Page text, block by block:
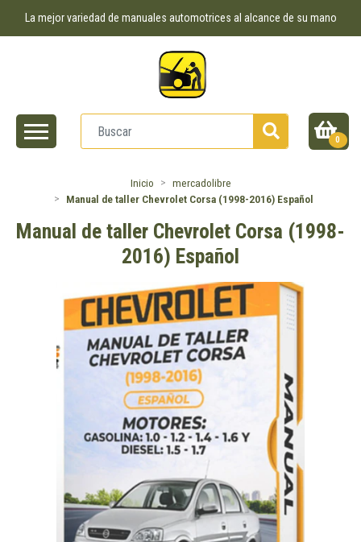
La mejor variedad de manuales automotrices al alcance de su mano
0
Inicio
mercadolibre
Manual de taller Chevrolet Corsa (1998-2016) Español
Manual de taller Chevrolet Corsa (1998-
2016) Español